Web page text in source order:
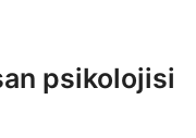
psikolojisi